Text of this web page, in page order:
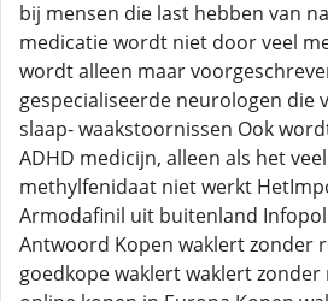
bij mensen die last hebben van
medicatie wordt niet door veel
wordt alleen maar
gespecialiseerde neurologen die
slaap- waakstoornissen Ook
ADHD medicijn, alleen als het
methylfenidaat niet werkt
Armodafinil uit buitenland
Antwoord Kopen waklert zonder
goedkope waklert waklert